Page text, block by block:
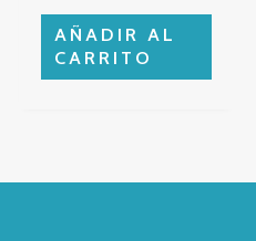
AÑADIR AL
CARRITO